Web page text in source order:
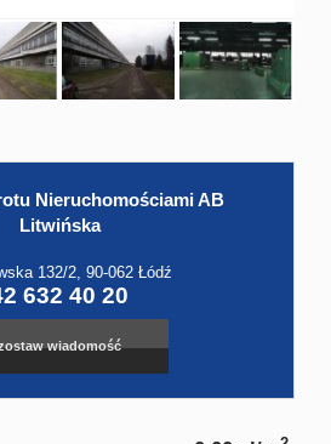
Nieruchomościami AB
Litwińska
132/2, 90-062 Łódź
632 40 20
wiadomość